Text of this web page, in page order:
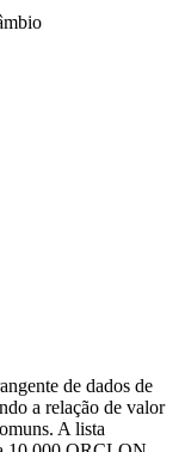
de dados de
a relação de valor
A lista